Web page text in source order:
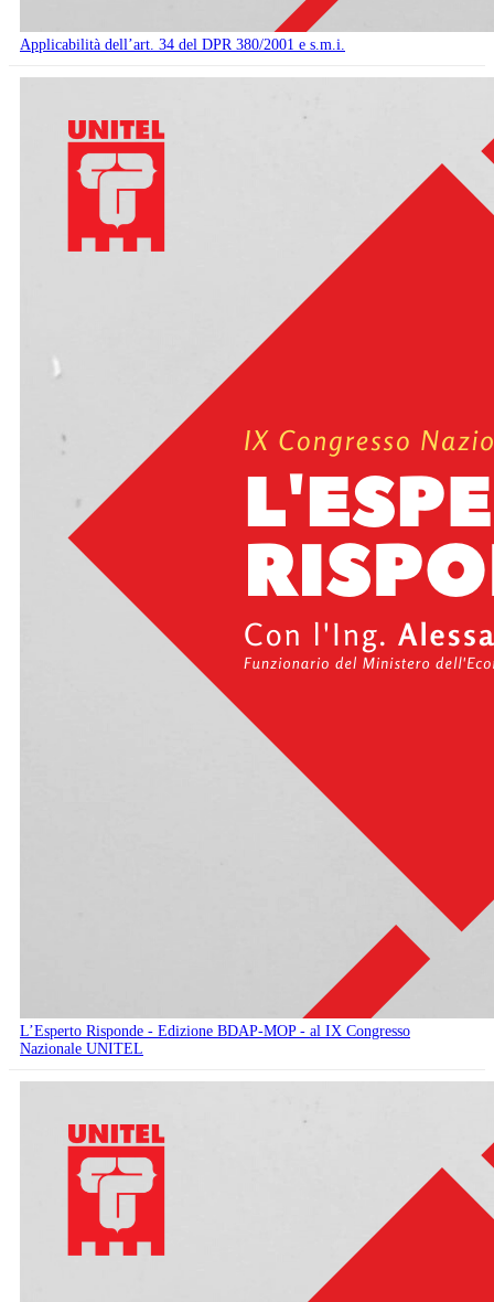
Applicabilità dell’art. 34 del DPR 380/2001 e s.m.i.
L’Esperto Risponde - Edizione BDAP-MOP - al IX Congresso
Nazionale UNITEL